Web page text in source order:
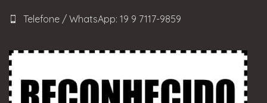
Telefone / WhatsApp: 19 9 7117-9859